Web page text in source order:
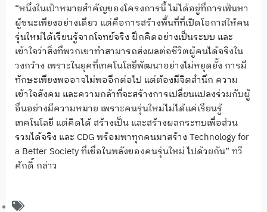
“หนึ่งในเป้าหมายสำคัญของโครงการนี้ ไม่ได้อยู่ที่การเฟ้นหา
ผู้ชนะเพียงอย่างเดียว แต่คือการสร้างพื้นที่ที่เปิดโอกาสให้คน
รุ่นใหม่ได้เรียนรู้จากโจทย์จริง ฝึกคิดอย่างเป็นระบบ และ
เข้าใจว่าสิ่งที่พวกเขาทำสามารถส่งผลต่อชีวิตผู้คนได้จริงใน
วงกว้าง เพราะในยุคที่เทคโนโลยีพัฒนาอย่างไม่หยุดยั้ง การมี
ทักษะเพียงพออาจไม่พออีกต่อไป แต่ต้องมีจิตสำนึก ความ
เข้าใจสังคม และความกล้าที่จะสร้างการเปลี่ยนแปลงร่วมกับผู้
อื่นอย่างมีความหมาย เพราะคนรุ่นใหม่ไม่ได้แค่เรียนรู้
เทคโนโลยี แต่คิดได้ สร้างเป็น และสร้างผลกระทบเพื่อส่วน
รวมได้จริง และ CDG พร้อมพาทุกคนมาสร้าง Technology for
a Better Society ที่เชื่อในพลังของคนรุ่นใหม่ ไปด้วยกัน” ทวี
ศักดิ์ กล่าว